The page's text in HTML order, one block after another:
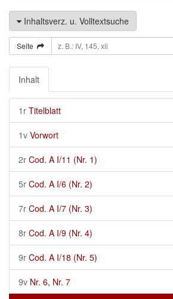
Inhaltsverz. u. Volltextsuche
Seite
Inhalt
1r Titelblatt
1v Vorwort
2r Cod. A I/11 (Nr. 1)
5r Cod. A I/6 (Nr. 2)
7r Cod. A I/7 (Nr. 3)
8r Cod. A I/9 (Nr. 4)
9r Cod. A I/18 (Nr. 5)
9v Nr. 6, Nr. 7